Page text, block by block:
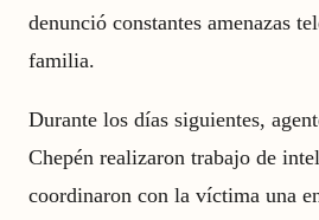
denunció constantes amenazas
familia.
Durante los días siguientes,
Chepén realizaron trabajo de
coordinaron con la víctima una